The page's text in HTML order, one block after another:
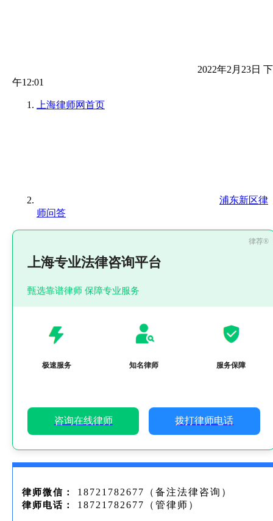
2022年2月23日 下
午12:01
上海律师网首页
浦东新区律
师问答
上海专业法律咨询平台
甄选靠谱律师 保障专业服务
极速服务 知名律师 服务保障
咨询在线律师 拨打律师电话
律师微信： 18721782677（备注法律咨询）
律师电话： 18721782677（管律师）